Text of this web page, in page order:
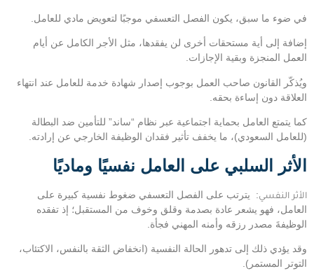
في ضوء ما سبق، يكون الفصل التعسفي موجبًا لتعويض مادي للعامل.
إضافة إلى أية مستحقات أخرى لن يفقدها، مثل الأجر الكامل عن أيام
العمل المنجزة وبقية الإجازات.
ويُذكّر القانون صاحب العمل بوجوب إصدار شهادة خدمة للعامل عند انتهاء
العلاقة دون إساءة بحقه.
كما يتمتع العامل بحماية اجتماعية عبر نظام “ساند” للتأمين ضد البطالة
(للعامل السعودي)، ما يخفف تأثير فقدان الوظيفة الخارجي عن إرادته.
الأثر السلبي على العامل نفسيًا وماديًا
الأثر النفسي: يترتب على الفصل التعسفي ضغوط نفسية كبيرة على
العامل، فهو يشعر عادة بصدمة وقلق وخوف من المستقبل؛ إذ تفقده
الوظيفةَ مصدر رزقه وأمنه المهني فجأة.
وقد يؤدي ذلك إلى تدهور الحالة النفسية (انخفاض الثقة بالنفس، الاكتئاب،
التوتر المستمر).